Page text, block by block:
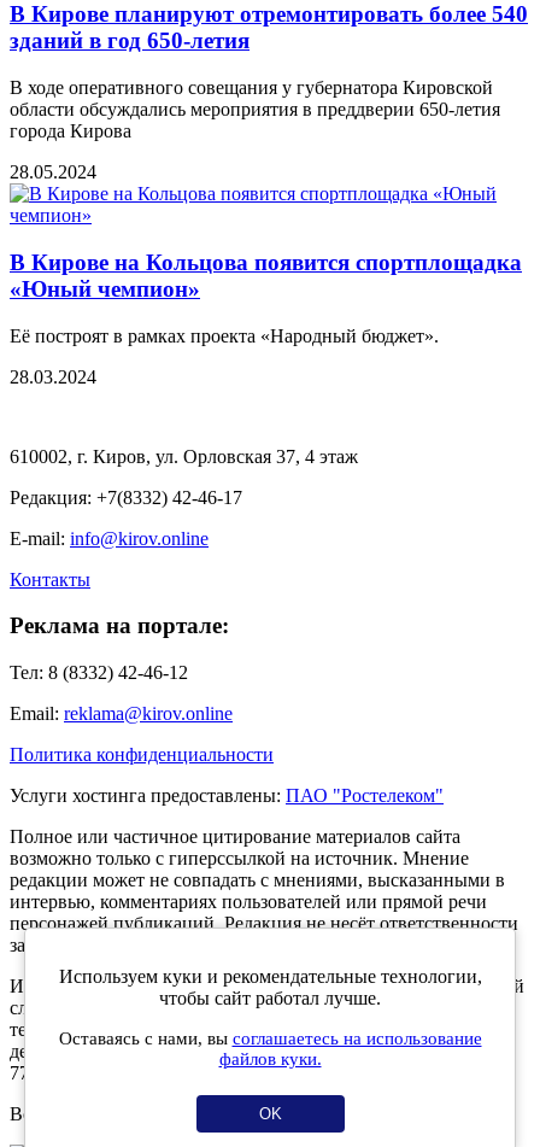
В Кирове планируют отремонтировать более 540
зданий в год 650-летия
В ходе оперативного совещания у губернатора Кировской
области обсуждались мероприятия в преддверии 650-летия
города Кирова
28.05.2024
В Кирове на Кольцова появится спортплощадка
«Юный чемпион»
Её построят в рамках проекта «Народный бюджет».
28.03.2024
610002, г. Киров, ул. Орловская 37, 4 этаж
Редакция: +7(8332) 42-46-17
E-mail: info@kirov.online
Контакты
Реклама на портале:
Тел: 8 (8332) 42-46-12
Email: reklama@kirov.online
Политика конфиденциальности
Услуги хостинга предоставлены: ПАО "Ростелеком"
Полное или частичное цитирование материалов сайта
возможно только с гиперссылкой на источник. Мнение
редакции может не совпадать с мнениями, высказанными в
интервью, комментариях пользователей или прямой речи
персонажей публикаций. Редакция не несёт ответственности
за текст комментариев читателей.
Интернет-портал Kirov.online зарегистрирован в Федеральной
службе по надзору в сфере связи, информационных
технологий и массовых коммуникаций (Роскомнадзор) 5
декабря 2019 года. Регистрационный номер ЭЛ № ФС 77 -
77189.
Возрастное ограничение 12+
Используем куки и рекомендательные технологии,
чтобы сайт работал лучше.
Оставаясь с нами, вы соглашаетесь на использование
файлов куки.
OK